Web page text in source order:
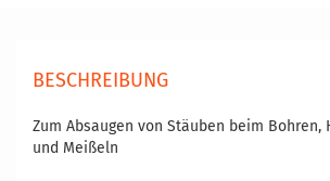
BESCHREIBUNG
Zum Absaugen von Stäuben beim Bohren,
und Meißeln